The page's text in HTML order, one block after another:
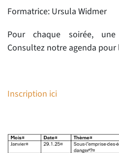
Formatrice: Ursula Widmer
Pour chaque soirée,
Consultez notre agenda
Inscription ici